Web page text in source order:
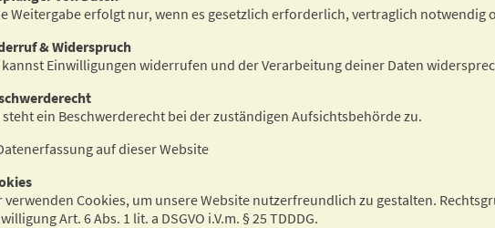
Weitergabe erfolgt nur, wenn es gesetzlich erforderlich, vertraglich notwendig
& Widerspruch
kannst Einwilligungen widerrufen und der Verarbeitung deiner Daten
steht ein Beschwerderecht bei der zuständigen Aufsichtsbehörde zu.
auf dieser Website
verwenden Cookies, um unsere Website nutzerfreundlich zu gestalten.
Art. 6 Abs. 1 lit. a DSGVO i.V.m. § 25 TDDDG.